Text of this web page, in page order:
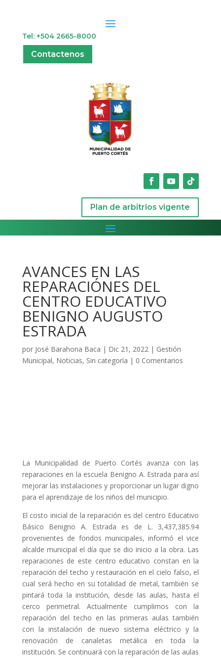
Tel: +504 2665-8000
Contactenos
Plan de arbitrios vigente
AVANCES EN LAS
REPARACIÓNES DEL
CENTRO EDUCATIVO
BENIGNO AUGUSTO
ESTRADA
por José Barahona Baca | Dic 21, 2022| Gestión
Municipal, Noticias, Sin categoría | 0 Comentarios
La Municipalidad de Puerto Cortés avanza con las
reparaciones en la escuela Benigno A. Estrada para así
mejorar las instalaciones y proporcionar un lugar digno
para el aprendizaje de los niños del municipio.
El costo inicial de la reparación es del centro Educativo
Básico Benigno A. Estrada es de L. 3,437,385.94
provenientes de fondos municipales, informó el vice
alcalde municipal el día que se dio inicio a la obra. Las
reparaciones de este centro educativo constan en la
reparación del techo y restauración en el cielo falso, el
cual será hecho en su totalidad de metal, también se
pintará toda la institución, desde las aulas, hasta el
cerco perimetral. Actualmente cumplimos con la
reparación del techo en las primeras aulas también
con la instalación de nuevo sistema eléctrico y la
renovación de canaletas metálica en toda la
institución. Se continuará con la reparación de las aulas